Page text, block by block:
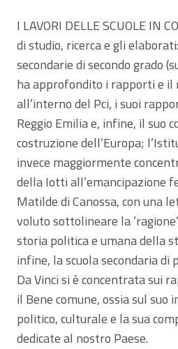
I LAVORI DELLE SCUOLE IN
di studio, ricerca e gli
secondarie di secondo grado
ha approfondito i rapporti e il
all’interno del Pci, i suoi
Reggio Emilia e, infine, il suo
costruzione dell’Europa;
invece maggiormente
della Iotti all’emancipazione
Matilde di Canossa, con una
voluto sottolineare la
storia politica e umana della
infine, la scuola secondaria di
Da Vinci si è concentrata sui
il Bene comune, ossia sul suo
politico, culturale e la sua
dedicate al nostro Paese.